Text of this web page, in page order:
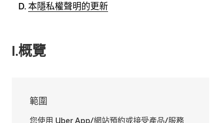
D.本隱私權聲明的更新
I.概覽
範圍
您使用 Uber App/網站預約或接受產品/服務